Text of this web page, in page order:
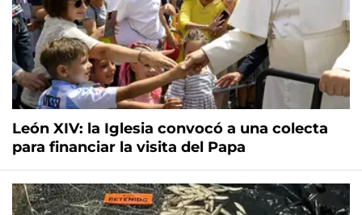
León XIV: la Iglesia convocó a una colecta
para financiar la visita del Papa